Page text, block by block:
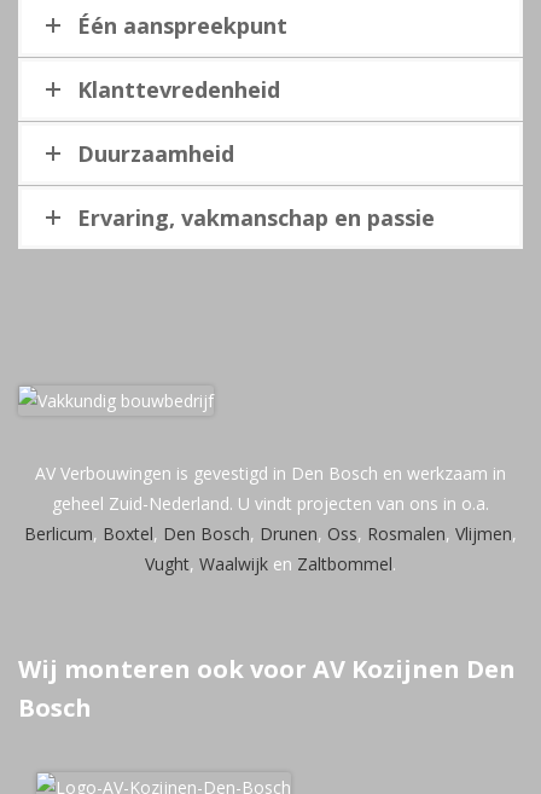
Één aanspreekpunt
Klanttevredenheid
Duurzaamheid
Ervaring, vakmanschap en passie
AV Verbouwingen is gevestigd in Den Bosch en werkzaam in
geheel Zuid-Nederland. U vindt projecten van ons in o.a.
Berlicum, Boxtel, Den Bosch, Drunen, Oss, Rosmalen, Vlijmen,
Vught, Waalwijk en Zaltbommel.
Wij monteren ook voor AV Kozijnen Den
Bosch